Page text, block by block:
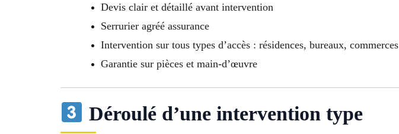
Devis clair et détaillé avant intervention
Serrurier agréé assurance
Intervention sur tous types d’accès : résidences, bureaux, commerces
Garantie sur pièces et main-d’œuvre
Déroulé d’une intervention type